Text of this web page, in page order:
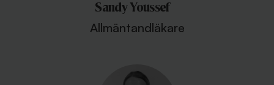
Sandy Youssef
Allmäntandläkare